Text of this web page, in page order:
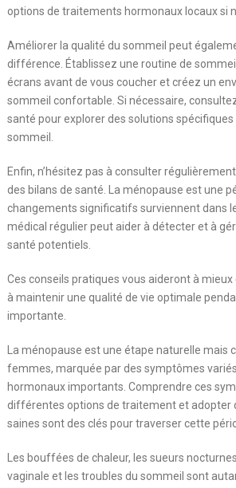
options de traitements hormonaux locaux si
Améliorer la qualité du sommeil peut
différence. Établissez une routine de
écrans avant de vous coucher et créez un
sommeil confortable. Si nécessaire,
santé pour explorer des solutions
sommeil.
Enfin, n’hésitez pas à consulter
des bilans de santé. La ménopause est une
changements significatifs surviennent dans
médical régulier peut aider à détecter et à
santé potentiels.
Ces conseils pratiques vous aideront à
à maintenir une qualité de vie optimale
importante.
La ménopause est une étape naturelle mais
femmes, marquée par des symptômes
hormonaux importants. Comprendre ces
différentes options de traitement et adopter
saines sont des clés pour traverser cette
Les bouffées de chaleur, les sueurs
vaginale et les troubles du sommeil sont